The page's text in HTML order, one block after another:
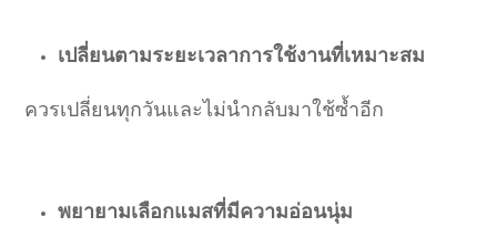
เปลี่ยนตามระยะเวลาการใช้งานที่เหมาะสม
ควรเปลี่ยนทุกวันและไม่นำกลับมาใช้ซ้ำอีก
พยายามเลือกแมสที่มีความอ่อนนุ่ม